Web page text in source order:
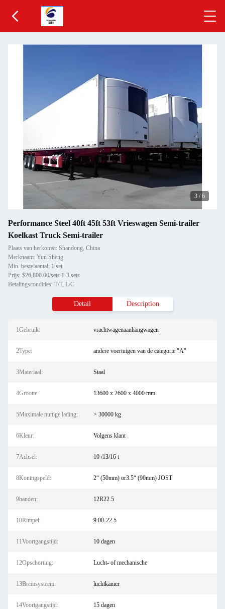
3 /6
Performance Steel 40ft 45ft 53ft Vrieswagen Semi-trailer
Koelkast Truck Semi-trailer
Plaats van herkomst: Shandong, China
Merknaam: Yun Sheng
Min. bestelaantal: 1 set
Prijs: $26,800.00/sets 1-3 sets
Betalingscondities: T/T, L/C
Detail Description
1Gebruik: vrachtwagenaanhangwagen
2Type: andere voertuigen van de categorie "A"
3Materiaal: Staal
4Grootte: 13600 x 2600 x 4000 mm
5Maximale nuttige lading: > 30000 kg
6Kleur: Volgens klant
7Achsel: 10 /13/16 t
8Koningspeld: 2“ (50mm) or3.5“ (90mm) JOST
9banden: 12R22.5
10Rimpel: 9.00-22.5
11Voortgangstijd: 10 dagen
12Opschorting: Lucht- of mechanische
13Bremsysteem: luchtkamer
14Voortgangstijd: 15 dagen